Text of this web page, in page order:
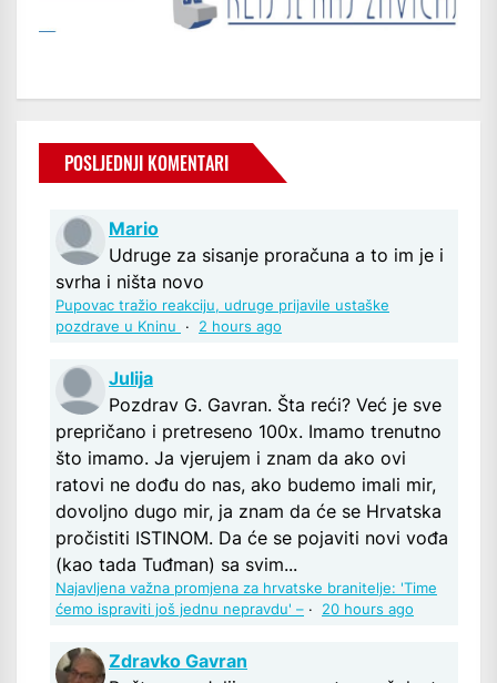
POSLJEDNJI KOMENTARI
Mario
Udruge za sisanje proračuna a to im je i
svrha i ništa novo
Pupovac tražio reakciju, udruge prijavile ustaške
pozdrave u Kninu
· 2 hours ago
Julija
Pozdrav G. Gavran. Šta reći? Već je sve
prepričano i pretreseno 100x. Imamo trenutno
što imamo. Ja vjerujem i znam da ako ovi
ratovi ne dođu do nas, ako budemo imali mir,
dovoljno dugo mir, ja znam da će se Hrvatska
pročistiti ISTINOM. Da će se pojaviti novi vođa
(kao tada Tuđman) sa svim...
Najavljena važna promjena za hrvatske branitelje: 'Time
ćemo ispraviti još jednu nepravdu' – · 20 hours ago
Zdravko Gavran